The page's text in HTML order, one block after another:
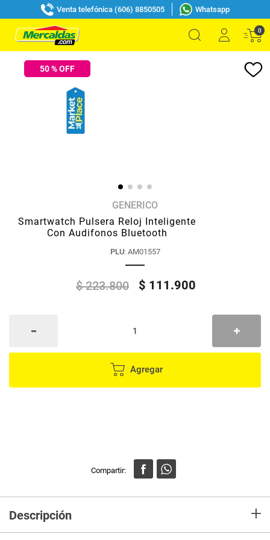
Venta telefónica (606) 8850505 Whatsapp
0
50% OFF
GENERICO
Smartwatch Pulsera Reloj Inteligente
Con Audifonos Bluetooth
PLU: AM01557
$ 223.800 $ 111.900
Agregar
Descripción +